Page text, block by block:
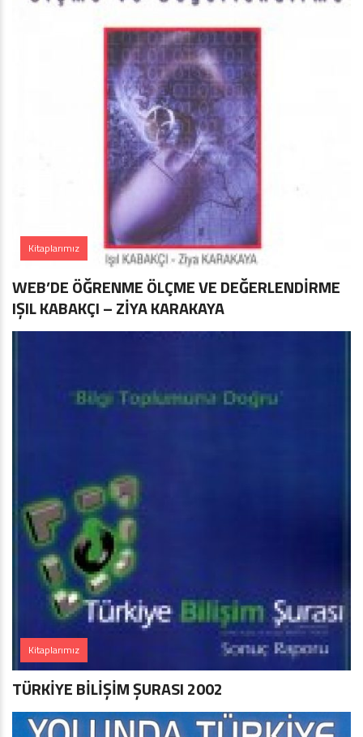
Kitaplarımız
WEB’DE ÖĞRENME ÖLÇME VE DEĞERLENDİRME
IŞIL KABAKÇI – ZİYA KARAKAYA
Kitaplarımız
TÜRKİYE BİLİŞİM ŞURASI 2002